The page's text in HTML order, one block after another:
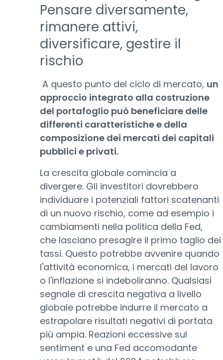
Pensare diversamente,
rimanere attivi,
diversificare, gestire il
rischio
A questo punto del ciclo di mercato, un
approccio integrato alla costruzione
del portafoglio può beneficiare delle
differenti caratteristiche e della
composizione dei mercati dei capitali
pubblici e privati.
La crescita globale comincia a
divergere. Gli investitori dovrebbero
individuare i potenziali fattori scatenanti
di un nuovo rischio, come ad esempio i
cambiamenti nella politica della Fed,
che lasciano presagire il primo taglio dei
tassi. Questo potrebbe avvenire quando
l'attività economica, i mercati del lavoro
o l'inflazione si indeboliranno. Qualsiasi
segnale di crescita negativa a livello
globale potrebbe indurre il mercato a
estrapolare risultati negativi di portata
più ampia. Reazioni eccessive sul
sentiment e una Fed accomodante